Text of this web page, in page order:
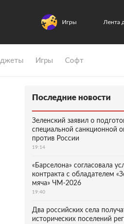
Игры Лента
Игры Софт
Последние новости
Зеленский заявил о
специальной санкционной
против России
19:14
«Барселона» согласовала
контракта с обладателем
мяча» ЧМ-2026
19:40
Два российских села
исторических поселений